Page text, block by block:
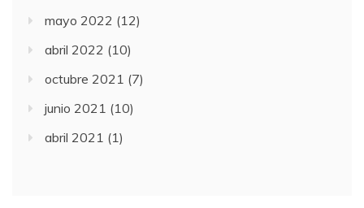
mayo 2022 (12)
abril 2022 (10)
octubre 2021 (7)
junio 2021 (10)
abril 2021 (1)